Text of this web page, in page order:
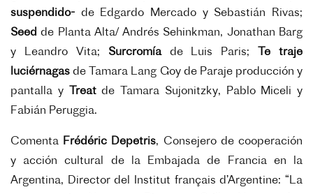
suspendido- de Edgardo Mercado y Sebastián Rivas;
Seed de Planta Alta/ Andrés Sehinkman, Jonathan Barg
y Leandro Vita; Surcromíade Luis Paris;
Te traje
luciérnagas de Tamara Lang Goy de Paraje producción y
pantalla y
Treatde Tamara Sujonitzky, Pablo Miceli y
Fabián Peruggia.
Comenta Frédéric Depetris, Consejero de cooperación
y acción cultural de la Embajada de Francia en la
Argentina, Director del Institut français d’Argentine: “La